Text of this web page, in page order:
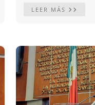
LEER MÁS